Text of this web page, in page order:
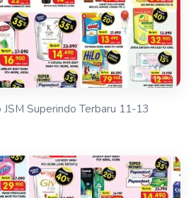
Superindo Terbaru 11-13